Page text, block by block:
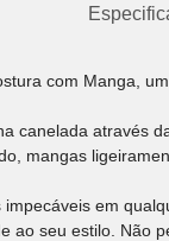
com Manga,
canelada através
mangas
em
ao seu estilo. Não